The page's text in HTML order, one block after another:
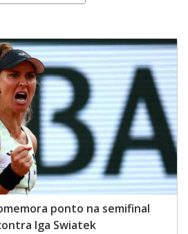
ponto na semifinal
Iga Swiatek